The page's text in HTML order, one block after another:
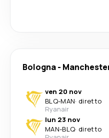
Bologna-
ven 20 nov
BLQ-MAN· diretto
Ryanair
lun 23 nov
MAN-BLQ· diretto